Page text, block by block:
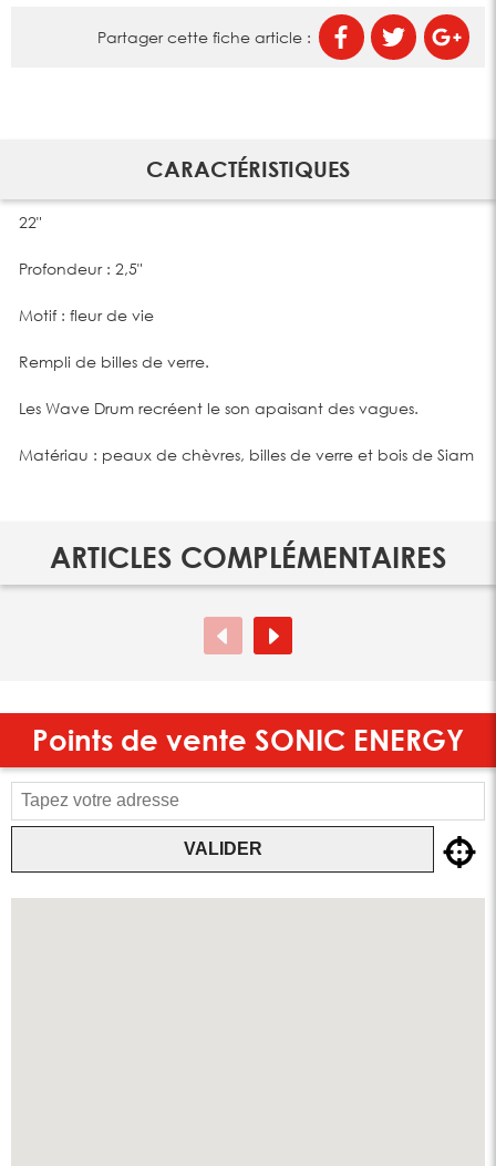
Partager cette fiche article :
CARACTÉRISTIQUES
22"
Profondeur : 2,5"
Motif : fleur de vie
Rempli de billes de verre.
Les Wave Drum recréent le son apaisant des vagues.
Matériau : peaux de chèvres, billes de verre et bois de Siam
ARTICLES COMPLÉMENTAIRES
Points de vente SONIC ENERGY
VALIDER